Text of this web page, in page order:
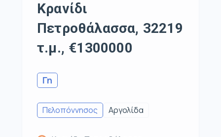
Κρανίδι
Πετροθάλασσα, 32219
τ.μ., €1300000
Γη
Πελοπόννησος Αργολίδα